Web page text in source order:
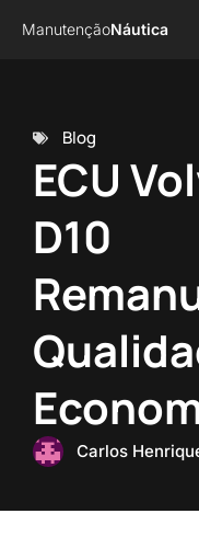
ManutençãoNáutica
Blog
ECU
D10
Carlos